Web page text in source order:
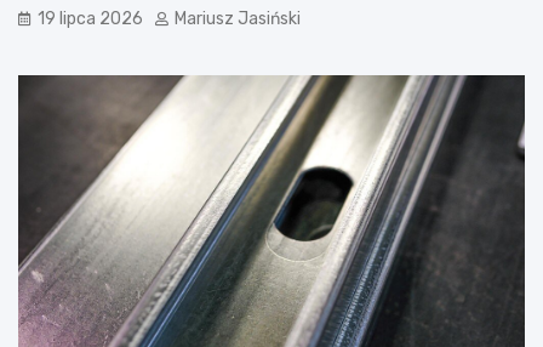
19 lipca 2026 Mariusz Jasiński